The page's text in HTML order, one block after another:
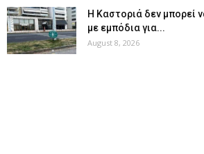
Η Καστοριά δεν μπορεί
με εμπόδια για...
August 8, 2026